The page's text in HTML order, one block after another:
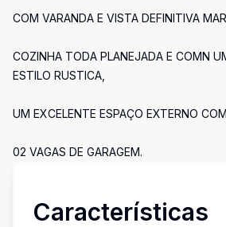
COM VARANDA E VISTA DEFINITIVA
COZINHA TODA PLANEJADA E COMN
ESTILO RUSTICA,
UM EXCELENTE ESPAÇO EXTERNO
02 VAGAS DE GARAGEM.
Características